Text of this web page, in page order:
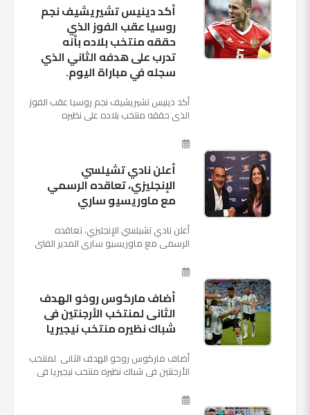
أكد دينيس تشيريشيف نجم
روسيا عقب الفوز الذي
حققه منتخب بلاده بأنه
تدرب على هدفه الثاني الذي
سجله في مباراة اليوم.
أكد دينيس تشيريشيف نجم روسيا عقب الفوز
الذي حققه منتخب بلاده على نظيره
كأس العالم بأنه تدرب على هد...
أعلن نادي تشيلسي
الإنجليزي، تعاقده الرسمي
مع ماوريسيو ساري
أعلن نادي تشيلسي الإنجليزي، تعاقده
الرسمي مع ماوريسيو ساري المدير الفني
المقبل وخلافة أنطونيو كو...
أضاف ماركوس روخو الهدف
الثانى لمنتخب الأرجنتين فى
شباك نظيره منتخب نيجيريا
أضاف ماركوس روخو الهدف الثانى لمنتخب
الأرجنتين فى شباك نظيره منتخب نيجيريا فى
"كريستوفسك...